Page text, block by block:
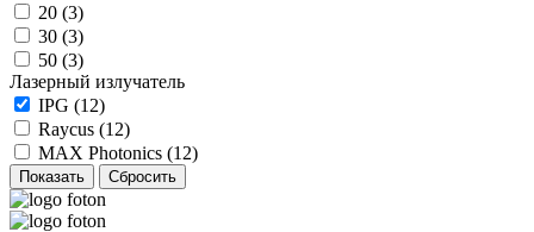
20 (3)
30 (3)
50 (3)
Лазерный излучатель
IPG (12)
Raycus (12)
МАХ Photonics (12)